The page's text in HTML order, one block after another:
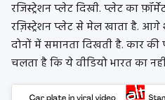
रजिस्ट्रेशन प्लेट दिखी. प्लेट का
रज़िस्ट्रेशन प्लेट से मेल खाता है. आगे
दोनों में समानता दिखती है. कार
चलता है कि ये वीडियो भारत का